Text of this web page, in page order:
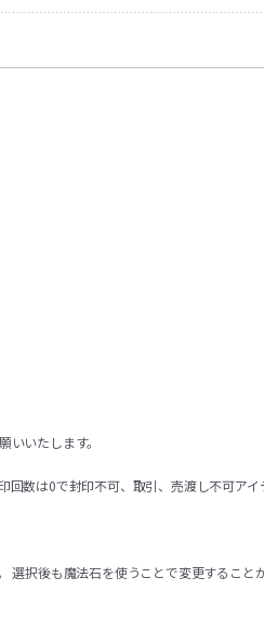
いたします。
数は0で封印不可、取引、売渡し不可アイ
択後も魔法石を使うことで変更することが